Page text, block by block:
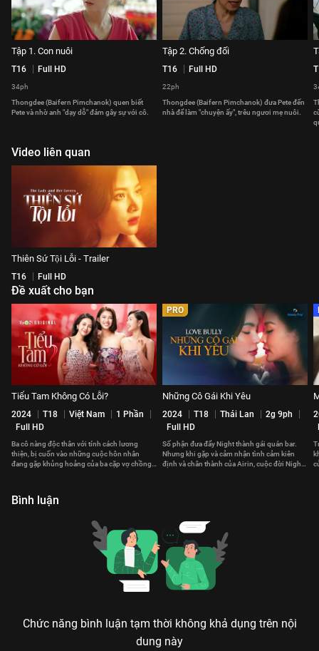
Tập 1. Con nuôi
T16 Full HD
34ph
Thongdee (Baifern Pimchanok) quen biết
Pete và nhờ anh "dạy dỗ" đám gây sự với cô.
Tập 2. Chống đối
T16 Full HD
22ph
Thongdee (Baifern Pimchanok) đưa Pete đến
nhà để làm "chuyện ấy", trêu ngươi mẹ nuôi.
Video liên quan
Thiên Sứ Tội Lỗi - Trailer
T16 Full HD
Đề xuất cho bạn
Tiểu Tam Không Có Lỗi?
2024 T18 Việt Nam
1 Phần
Full HD
Ba cô nàng độc thân với tính cách lương
thiện, bị cuốn vào những cuộc hôn nhân
đang gặp khủng hoảng của ba cặp vợ chồng
PRO
Những Cô Gái Khi Yêu
2024 T18 Thái Lan
2g 9ph
Full HD
Số phận đưa đẩy Night thành gái quán bar.
Nhưng khi gặp và cảm nhận tình cảm kiên
định và chân thành của Airin, cuộc đời Night
Bình luận
Chức năng bình luận tạm thời không khả dụng trên nội
dung này